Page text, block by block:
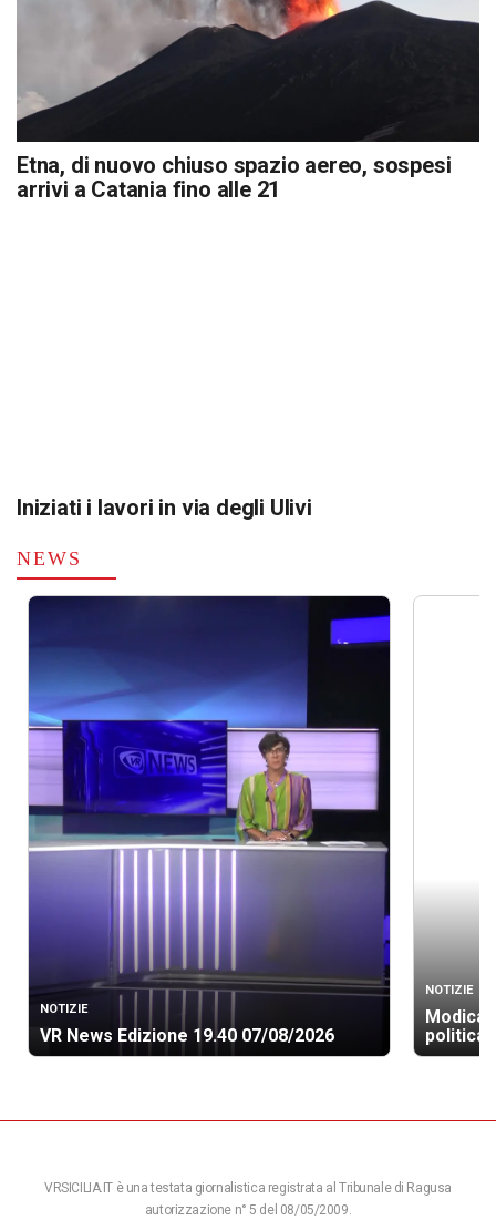
Etna, di nuovo chiuso spazio aereo, sospesi
arrivi a Catania fino alle 21
Iniziati i lavori in via degli Ulivi
NEWS
NOTIZIE
VR News Edizione 19.40 07/08/2026
NOTIZIE
politica
VRSICILIA.IT è una testata giornalistica registrata al Tribunale di Ragusa
autorizzazione n° 5 del 08/05/2009.